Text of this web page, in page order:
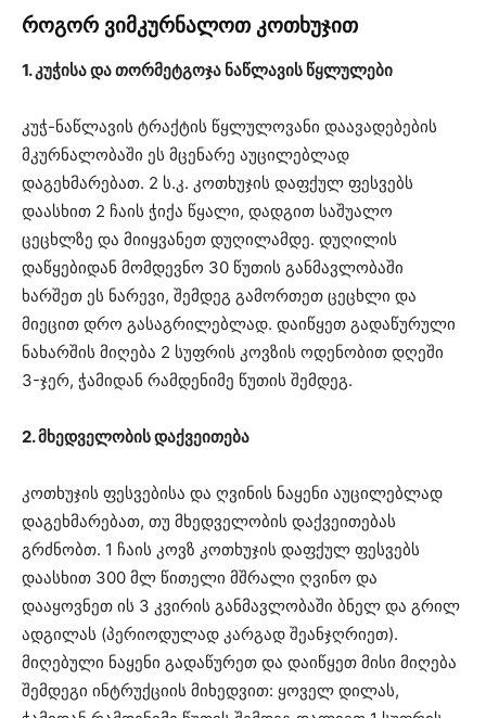
როგორ ვიმკურნალოთ კოთხუჯით
1. კუჭისა და თორმეტგოჯა ნაწლავის წყლულები
კუჭ-ნაწლავის ტრაქტის წყლულოვანი დაავადებების
მკურნალობაში ეს მცენარე აუცილებლად
დაგეხმარებათ. 2 ს.კ. კოთხუჯის დაფქულ ფესვებს
დაასხით 2 ჩაის ჭიქა წყალი, დადგით საშუალო
ცეცხლზე და მიიყვანეთ დუღილამდე. დუღილის
დაწყებიდან მომდევნო 30 წუთის განმავლობაში
ხარშეთ ეს ნარევი, შემდეგ გამორთეთ ცეცხლი და
მიეცით დრო გასაგრილებლად. დაიწყეთ გადაწურული
ნახარშის მიღება 2 სუფრის კოვზის ოდენობით დღეში
3-ჯერ, ჭამიდან რამდენიმე წუთის შემდეგ.
2. მხედველობის დაქვეითება
კოთხუჯის ფესვებისა და ღვინის ნაყენი აუცილებლად
დაგეხმარებათ, თუ მხედველობის დაქვეითებას
გრძნობთ. 1 ჩაის კოვზ კოთხუჯის დაფქულ ფესვებს
დაასხით 300 მლ წითელი მშრალი ღვინო და
დააყოვნეთ ის 3 კვირის განმავლობაში ბნელ და გრილ
ადგილას (პერიოდულად კარგად შეანჯღრიეთ).
მიღებული ნაყენი გადაწურეთ და დაიწყეთ მისი მიღება
შემდეგი ინტრუქციის მიხედვით: ყოველ დილას,